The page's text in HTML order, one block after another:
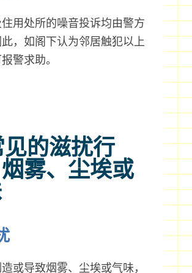
用处所的噪音投诉均由警方
，如阁下认为邻居触犯以上
警求助。
见的滋扰行
雾、尘埃或
或导致烟雾、尘埃或气味，